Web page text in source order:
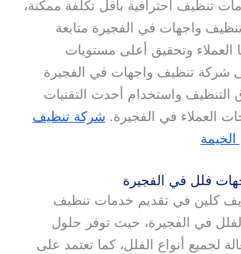
تنظيف احترافية بأقل تكلفة ممكنة،
واجهات في الفجيرة متابعة
وتحقيق أعلى مستويات
شركة تنظيف واجهات في الفجيرة
التنظيف واستخدام أحدث التقنيات
العملاء في الفجيرة. شركة تنظيف
فلل في الفجيرة
كلين في تقديم خدمات تنظيف
في الفجيرة، حيث توفر حلول
لجميع أنواع الفلل، كما تعتمد على